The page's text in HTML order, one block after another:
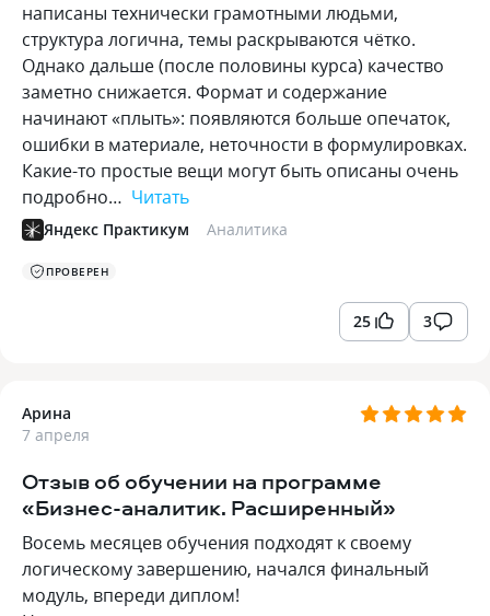
написаны технически грамотными людьми,
структура логична, темы раскрываются чётко.
Однако дальше (после половины курса) качество
заметно снижается. Формат и содержание
начинают «плыть»: появляются больше опечаток,
ошибки в материале, неточности в формулировках.
Какие-то простые вещи могут быть описаны очень
подробно… Читать
Яндекс Практикум Аналитика
ПРОВЕРЕН
25 3
Арина
7 апреля
Отзыв об обучении на программе
«Бизнес-аналитик. Расширенный»
Восемь месяцев обучения подходят к своему
логическому завершению, начался финальный
модуль, впереди диплом!